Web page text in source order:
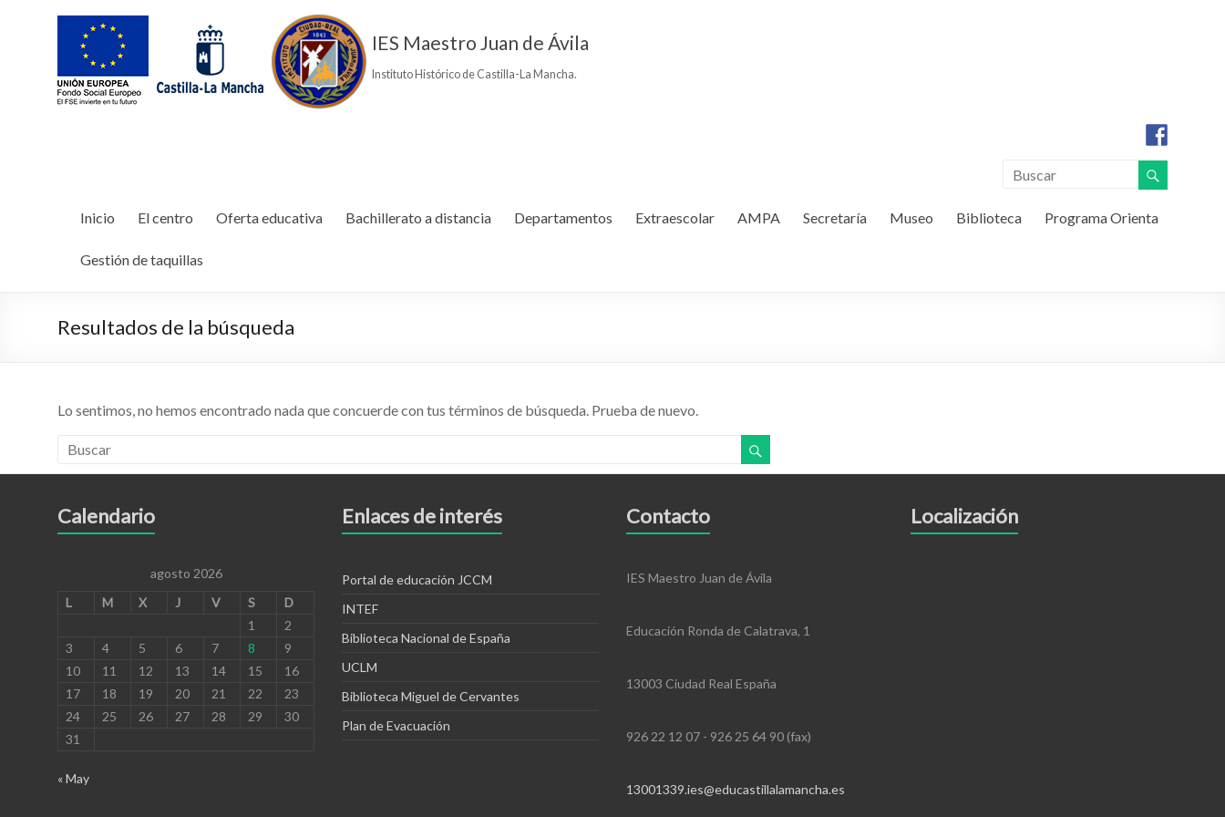
IES Maestro Juan de Ávila
Instituto Histórico de Castilla-La Mancha.
Inicio El centro Oferta educativa Bachillerato a distancia Departamentos Extraescolar AMPA Secretaría Museo Biblioteca Programa Orienta
Gestión de taquillas
Resultados de la búsqueda
Lo sentimos, no hemos encontrado nada que concuerde con tus términos de búsqueda. Prueba de nuevo.
Calendario
agosto 2026
L
M X J V S
D
1
2
3
4 5 6 7 8
9
10
11 12 13 14 15
16
17
18 19 20 21 22
23
24
25 26 27 28 29
30
31
« May
Enlaces de interés
Portal de educación JCCM
INTEF
Biblioteca Nacional de España
UCLM
Biblioteca Miguel de Cervantes
Plan de Evacuación
Contacto
IES Maestro Juan de Ávila
Educación Ronda de Calatrava, 1
13003 Ciudad Real España
926 22 12 07 - 926 25 64 90 (fax)
13001339.ies@educastillalamancha.es
Localización